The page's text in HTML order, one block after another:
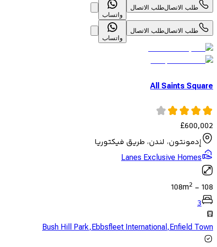
طلب الاتصالطلب الاتصال
واتساب
طلب الاتصالطلب الاتصال
واتساب
All Saints Square
£600,002
إدمونتون، لندن، طريق فيكتوريا
Lanes Exclusive Homes
108
-
108m2
3
Bush Hill Park,Ebbsfleet International,Enfield Town